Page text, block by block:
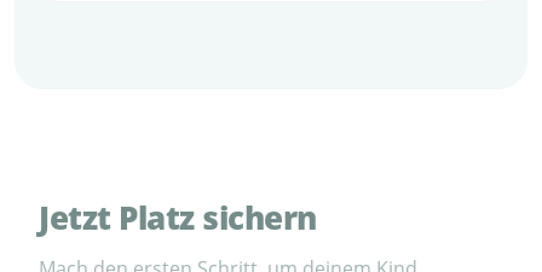
Jetzt Platz sichern